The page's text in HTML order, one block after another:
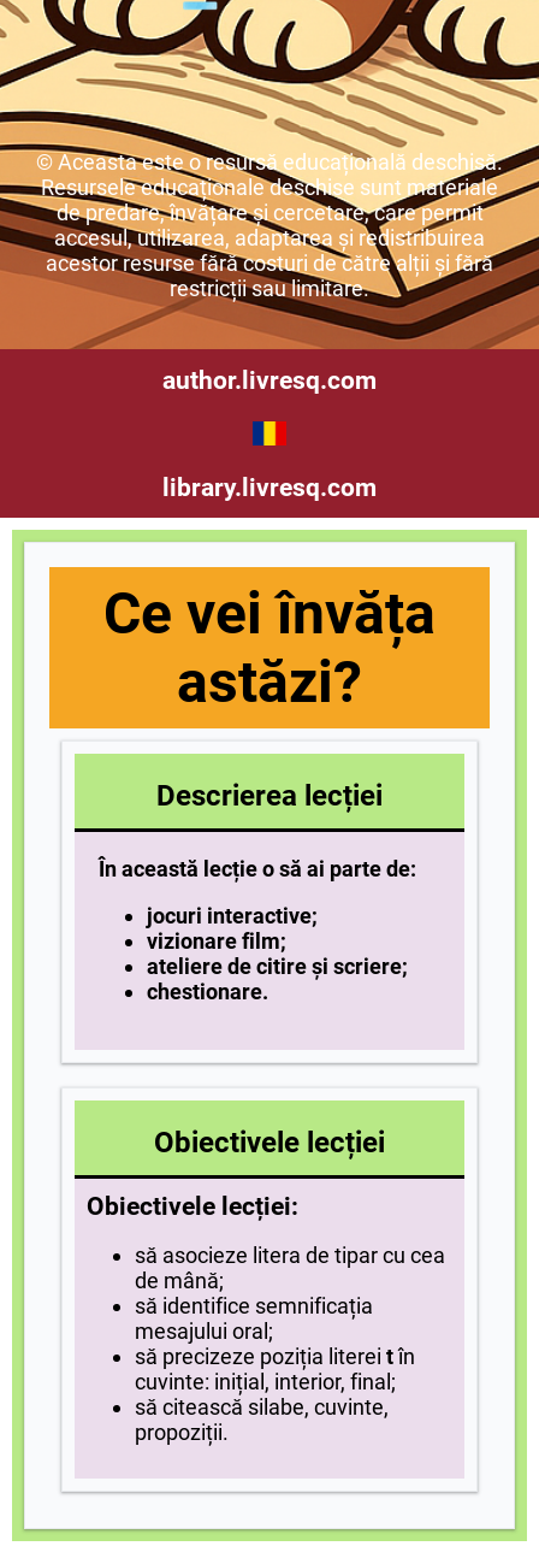
© Aceasta este o resursă educațională deschisă.
Resursele educaționale deschise sunt materiale
de predare, învățare și cercetare, care permit
accesul, utilizarea, adaptarea și redistribuirea
acestor resurse fără costuri de către alții și fără
restricții sau limitare.
author.livresq.com
library.livresq.com
Ce vei învăța
astăzi?
Descrierea lecției
În această lecție o să ai parte de:
jocuri interactive;
vizionare film;
ateliere de citire și scriere;
chestionare.
Obiectivele lecției
Obiectivele lecției:
să asocieze litera de tipar cu cea
de mână;
să identifice semnificația
mesajului oral;
să precizeze poziția literei tîn
cuvinte: inițial, interior, final;
să citească silabe, cuvinte,
propoziții.